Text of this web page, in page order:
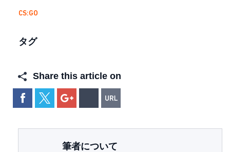
CS:GO
タグ
Share this article on
筆者について